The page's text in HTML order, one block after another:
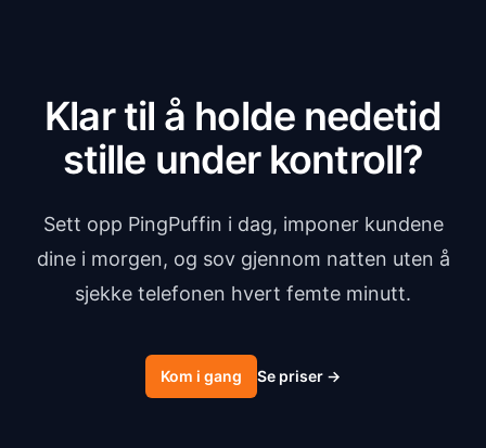
Klar til å holde nedetid
stille under kontroll?
Sett opp PingPuffin i dag, imponer kundene
dine i morgen, og sov gjennom natten uten å
sjekke telefonen hvert femte minutt.
Kom i gang Se priser →